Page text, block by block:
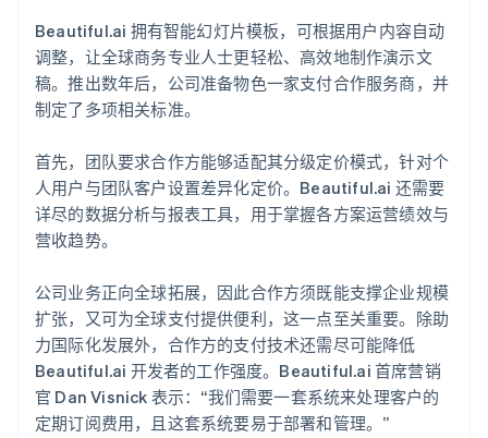
Beautiful.ai 拥有智能幻灯片模板，可根据用户内容自动
调整，让全球商务专业人士更轻松、高效地制作演示文
稿。推出数年后，公司准备物色一家支付合作服务商，并
制定了多项相关标准。
首先，团队要求合作方能够适配其分级定价模式，针对个
人用户与团队客户设置差异化定价。Beautiful.ai 还需要
详尽的数据分析与报表工具，用于掌握各方案运营绩效与
营收趋势。
公司业务正向全球拓展，因此合作方须既能支撑企业规模
扩张，又可为全球支付提供便利，这一点至关重要。除助
力国际化发展外，合作方的支付技术还需尽可能降低
Beautiful.ai 开发者的工作强度。Beautiful.ai 首席营销
官 Dan Visnick 表示：“我们需要一套系统来处理客户的
定期订阅费用，且这套系统要易于部署和管理。”